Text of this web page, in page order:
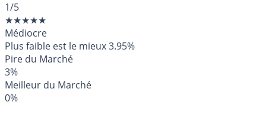
1/5
★★★★★
Médiocre
Plus faible est le mieux3.95%
Pire du Marché
3%
Meilleur du Marché
0%